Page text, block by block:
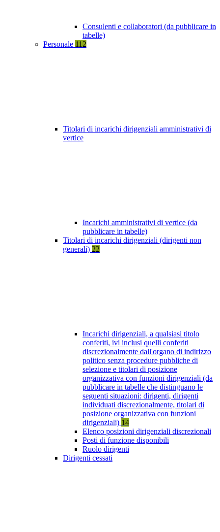
Consulenti e collaboratori (da pubblicare in
tabelle)
Personale 112
Titolari di incarichi dirigenziali amministrativi di
vertice
Incarichi amministrativi di vertice (da
pubblicare in tabelle)
Titolari di incarichi dirigenziali (dirigenti non
generali) 22
Incarichi dirigenziali, a qualsiasi titolo
conferiti, ivi inclusi quelli conferiti
discrezionalmente dall'organo di indirizzo
politico senza procedure pubbliche di
selezione e titolari di posizione
organizzativa con funzioni dirigenziali (da
pubblicare in tabelle che distinguano le
seguenti situazioni: dirigenti, dirigenti
individuati discrezionalmente, titolari di
posizione organizzativa con funzioni
dirigenziali) 14
Elenco posizioni dirigenziali discrezionali
Posti di funzione disponibili
Ruolo dirigenti
Dirigenti cessati